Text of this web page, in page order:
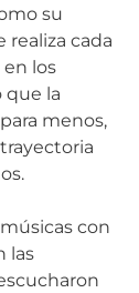
su
cada
los
que la
menos,
con
las